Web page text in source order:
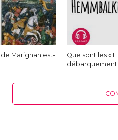
Marignan est-
Que sont les «
débarquement